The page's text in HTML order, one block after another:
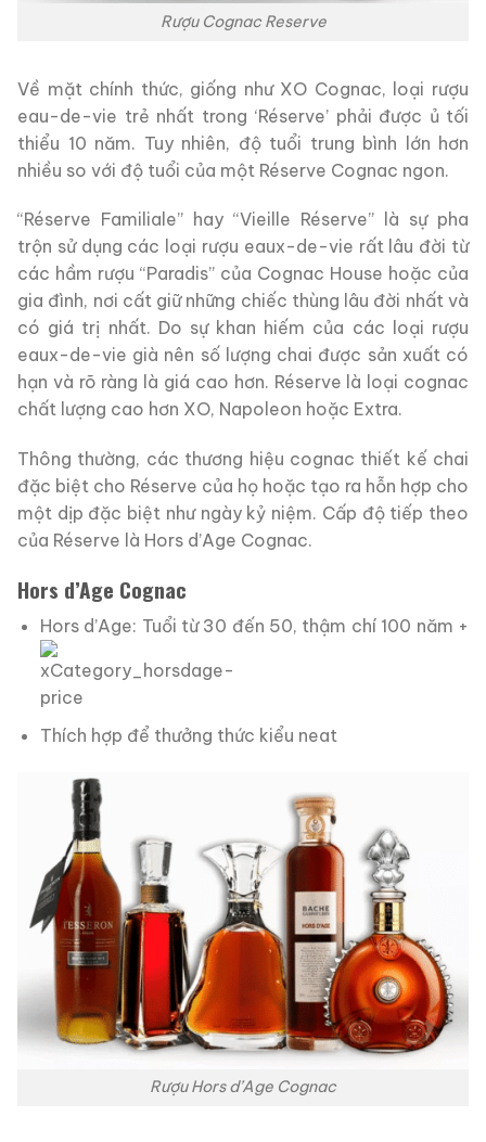
Rượu Cognac Reserve
Về mặt chính thức, giống như XO Cognac, loại rượu
eau-de-vie trẻ nhất trong ‘Réserve’ phải được ủ tối
thiểu 10 năm. Tuy nhiên, độ tuổi trung bình lớn hơn
nhiều so với độ tuổi của một Réserve Cognac ngon.
“Réserve Familiale” hay “Vieille Réserve” là sự pha
trộn sử dụng các loại rượu eaux-de-vie rất lâu đời từ
các hầm rượu “Paradis” của Cognac House hoặc của
gia đình, nơi cất giữ những chiếc thùng lâu đời nhất và
có giá trị nhất. Do sự khan hiếm của các loại rượu
eaux-de-vie già nên số lượng chai được sản xuất có
hạn và rõ ràng là giá cao hơn. Réserve là loại cognac
chất lượng cao hơn XO, Napoleon hoặc Extra.
Thông thường, các thương hiệu cognac thiết kế chai
đặc biệt cho Réserve của họ hoặc tạo ra hỗn hợp cho
một dịp đặc biệt như ngày kỷ niệm. Cấp độ tiếp theo
của Réserve là Hors d’Age Cognac.
Hors d’Age Cognac
Hors d’Age: Tuổi từ 30 đến 50, thậm chí 100 năm +
Thích hợp để thưởng thức kiểu neat
Rượu Hors d’Age Cognac